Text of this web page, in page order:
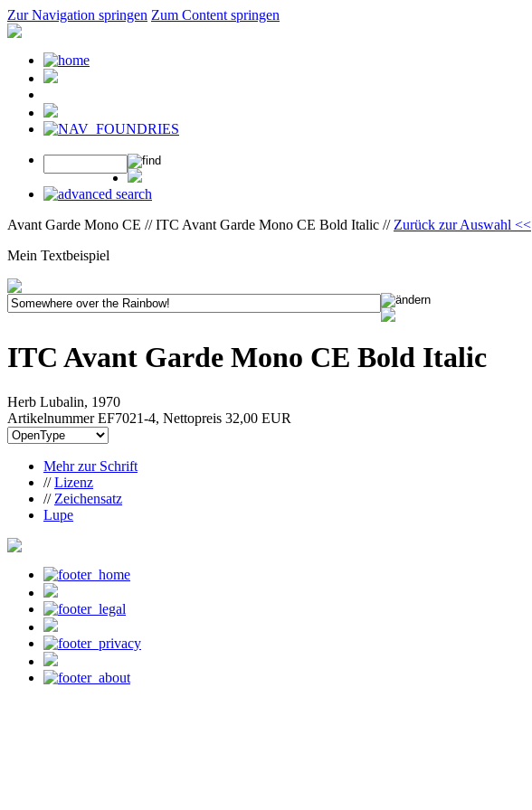
Zur Navigation springen Zum Content springen
Avant Garde Mono CE // ITC Avant Garde Mono CE Bold Italic // Zurück zur Auswahl <<
Mein Textbeispiel
ITC Avant Garde Mono CE Bold Italic
Herb Lubalin, 1970
Artikelnummer EF7021-4, Nettopreis 32,00 EUR
Mehr zur Schrift
//Lizenz
// Zeichensatz
Lupe